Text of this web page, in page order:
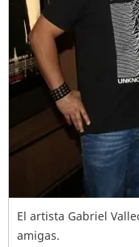
El artista Gabriel
amigas.